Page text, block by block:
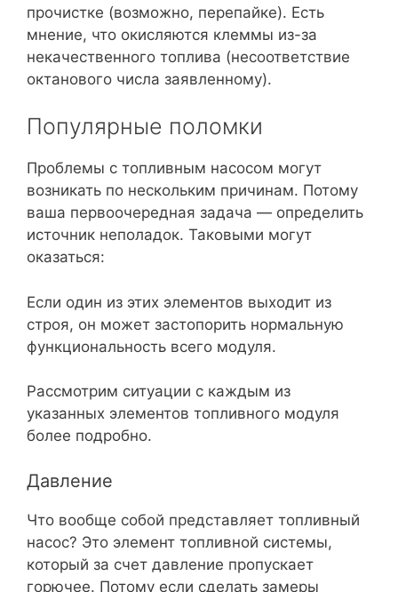
прочистке (возможно, перепайке). Есть
мнение, что окисляются клеммы из-за
некачественного топлива (несоответствие
октанового числа заявленному).
Популярные поломки
Проблемы с топливным насосом могут
возникать по нескольким причинам. Потому
ваша первоочередная задача — определить
источник неполадок. Таковыми могут
оказаться:
Если один из этих элементов выходит из
строя, он может застопорить нормальную
функциональность всего модуля.
Рассмотрим ситуации с каждым из
указанных элементов топливного модуля
более подробно.
Давление
Что вообще собой представляет топливный
насос? Это элемент топливной системы,
который за счет давление пропускает
горючее. Потому если сделать замеры